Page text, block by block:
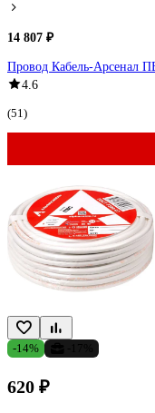
14 807 ₽
Провод Кабель-Арсенал
4.6
(51)
-14%
620 ₽